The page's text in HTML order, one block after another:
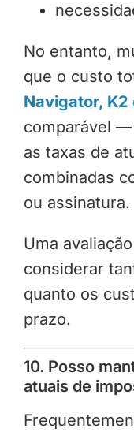
No entanto,
que o custo
Navigator, K2
comparável
as taxas de
combinadas
ou assinatura.
Uma
considerar
quanto os
prazo.
10. Posso
atuais de